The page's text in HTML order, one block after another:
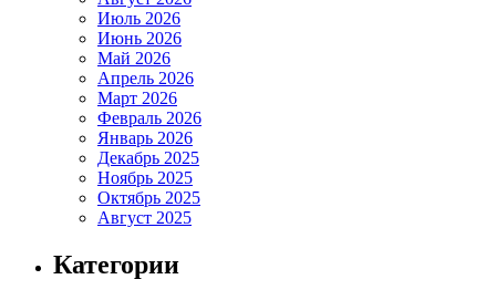
Июль 2026
Июнь 2026
Май 2026
Апрель 2026
Март 2026
Февраль 2026
Январь 2026
Декабрь 2025
Ноябрь 2025
Октябрь 2025
Август 2025
Категории